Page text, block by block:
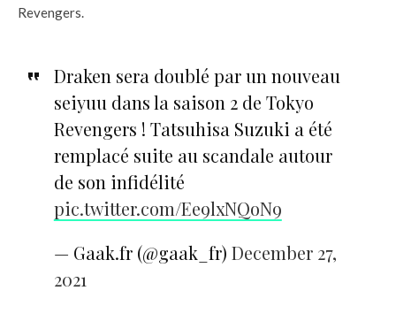
Revengers.
Draken sera doublé par un nouveau
seiyuu dans la saison 2 de Tokyo
Revengers ! Tatsuhisa Suzuki a été
remplacé suite au scandale autour
de son infidélité
pic.twitter.com/Ee9lxNQoN9
— Gaak.fr (@gaak_fr) December 27,
2021